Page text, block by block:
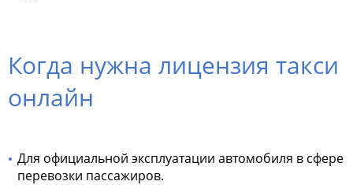
Когда нужна лицензия такси
онлайн
Для официальной эксплуатации автомобиля в сфере
перевозки пассажиров.